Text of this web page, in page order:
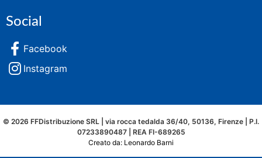
Social
Facebook
Instagram
© 2026 FFDistribuzione SRL | via rocca tedalda 36/40, 50136, Firenze | P.I.
07233890487 | REA FI-689265
Creato da: Leonardo Barni